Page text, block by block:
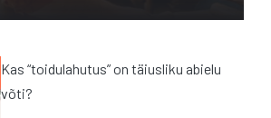
Kas “toidulahutus” on täiusliku abielu
võti?